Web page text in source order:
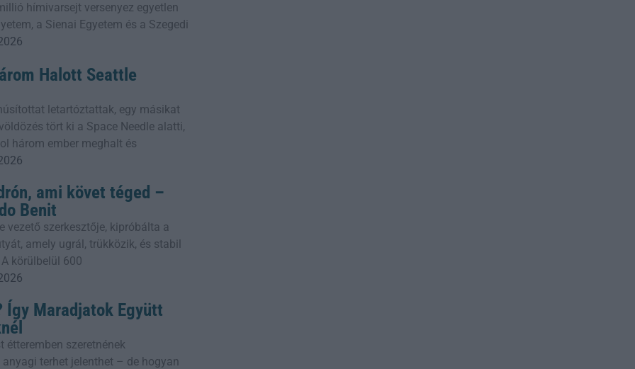
hímivarsejt versenyez egyetlen
a Sienai Egyetem és a Szegedi
Halott Seattle
letartóztattak, egy másikat
tört ki a Space Needle alatti,
három ember meghalt és
ami követ téged –
Benit
vezető szerkesztője, kipróbálta a
amely ugrál, trükközik, és stabil
körülbelül 600
Így Maradjatok Együtt
étteremben szeretnének
terhet jelenthet – de hogyan